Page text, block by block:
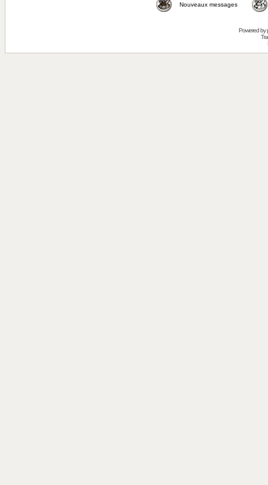
Nouveaux messages
Powered by